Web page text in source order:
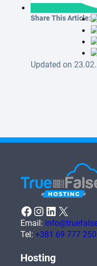
Share This Article:
Updated on
Facebook Instagram LinkedIn X
Email:
Tel: +381 69 777 250
Hosting